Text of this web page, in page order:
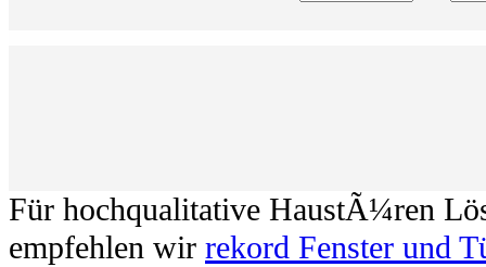
Für hochqualitative HaustÃ¼ren
empfehlen wir rekord Fenster und